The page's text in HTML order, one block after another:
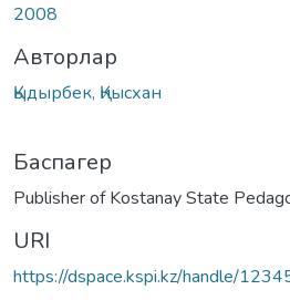
2008
Авторлар
Қыдырбек, Қиысхан
Баспагер
Publisher of Kostanay State
URI
https://dspace.kspi.kz/handle/